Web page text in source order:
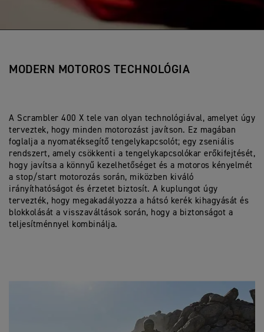
MODERN MOTOROS TECHNOLÓGIA
A Scrambler 400 X tele van olyan technológiával, amelyet úgy
terveztek, hogy minden motorozást javítson. Ez magában
foglalja a nyomatéksegítő tengelykapcsolót; egy zseniális
rendszert, amely csökkenti a tengelykapcsolókar erőkifejtését,
hogy javítsa a könnyű kezelhetőséget és a motoros kényelmét
a stop/start motorozás során, miközben kiváló
irányíthatóságot és érzetet biztosít. A kuplungot úgy
tervezték, hogy megakadályozza a hátsó kerék kihagyását és
blokkolását a visszaváltások során, hogy a biztonságot a
teljesítménnyel kombinálja.